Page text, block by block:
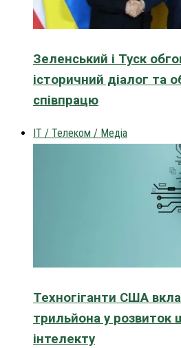
Зеленський і Туск
історичний діалог та
співпрацю
IT / Телеком / Медіа
Техногіганти США
трильйона у розвиток
інтелекту